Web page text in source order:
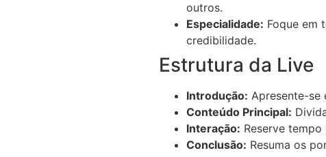
outros.
Especialidade: Foque em
credibilidade.
Estrutura da Live
Introdução: Apresente-se
Conteúdo Principal:
Interação: Reserve
Conclusão: Resuma os